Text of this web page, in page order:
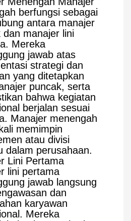
berfungsi sebagai
antara manajer
dan manajer lini
Mereka
jawab atas
strategi dan
yang ditetapkan
puncak, serta
bahwa kegiatan
berjalan sesuai
Manajer menengah
memimpin
atau divisi
dalam perusahaan.
Lini Pertama
lini pertama
jawab langsung
dan
karyawan
Mereka